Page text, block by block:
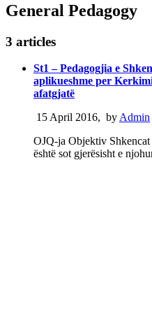
General Pedagogy
3 articles
St1 – Pedagogjia e
aplikueshme per
afatgjatë
15 April 2016, by Admin
OJQ-ja Objektiv
është sot gjerësisht e